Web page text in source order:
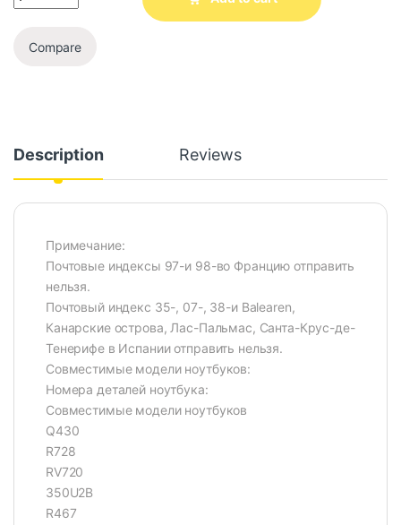
Compare
Description Reviews
Примечание:
Почтовые индексы 97-и 98-во Францию отправить
нельзя.
Почтовый индекс 35-, 07-, 38-и Balearen,
Канарские острова, Лас-Пальмас, Санта-Крус-де-
Тенерифе в Испании отправить нельзя.
Совместимые модели ноутбуков:
Номера деталей ноутбука:
Совместимые модели ноутбуков
Q430
R728
RV720
350U2B
R467